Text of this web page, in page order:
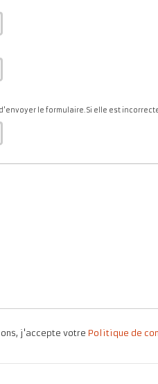
le formulaire. Si elle est
j'accepte votre Politique de